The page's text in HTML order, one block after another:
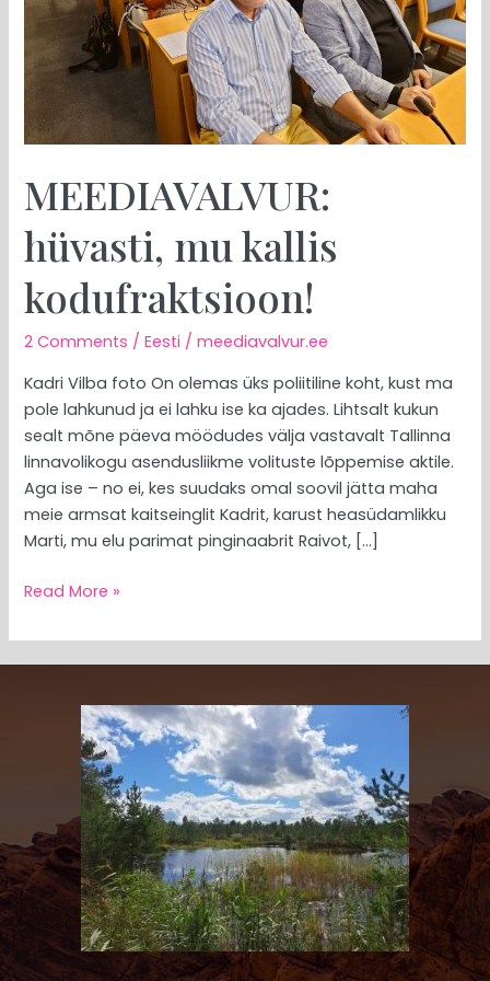
MEEDIAVALVUR:
hüvasti, mu kallis
kodufraktsioon!
2 Comments /Eesti /meediavalvur.ee
Kadri Vilba foto On olemas üks poliitiline koht, kust ma
pole lahkunud ja ei lahku ise ka ajades. Lihtsalt kukun
sealt mõne päeva möödudes välja vastavalt Tallinna
linnavolikogu asendusliikme volituste lõppemise aktile.
Aga ise – no ei, kes suudaks omal soovil jätta maha
meie armsat kaitseinglit Kadrit, karust heasüdamlikku
Marti, mu elu parimat pinginaabrit Raivot, […]
Read More »